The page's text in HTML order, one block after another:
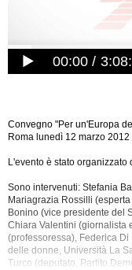
00:00
Convegno "Per un'Europa
Roma lunedì 12 marzo
L'evento è stato
Sono intervenuti: Stefania
Mariagrazia Rossilli
Bonino (vice presidente del
Chiara Valentini (giornalista
(professoressa), Federica
delle donne, Università La
Turco (deputato, Partito